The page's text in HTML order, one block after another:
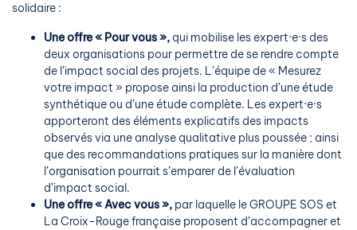
solidaire :
Une offre « Pour vous », qui mobilise les expert·e·s des
deux organisations pour permettre de se rendre compte
de l’impact social des projets. L’équipe de « Mesurez
votre impact » propose ainsi la production d’une étude
synthétique ou d’une étude complète. Les expert·e·s
apporteront des éléments explicatifs des impacts
observés via une analyse qualitative plus poussée ; ainsi
que des recommandations pratiques sur la manière dont
l’organisation pourrait s’emparer de l’évaluation
d’impact social.
Une offre « Avec vous », par laquelle le GROUPE SOS et
La Croix-Rouge française proposent d’accompagner et